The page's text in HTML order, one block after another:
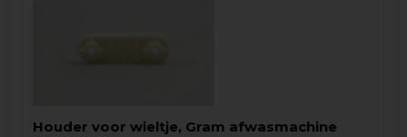
Houder voor wieltje, Gram afwasmachine